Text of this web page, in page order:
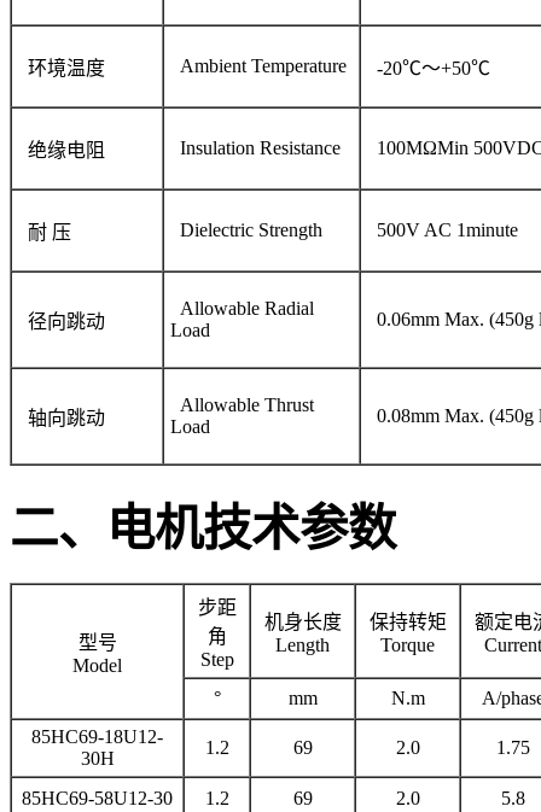
环境温度 Ambient Temperature -20℃～+50℃
绝缘电阻 Insulation Resistance 100MΩMin
耐 压 Dielectric Strength 500V AC 1minute
径向跳动
Allowable Radial
Load
0.06mm Max. (450g
轴向跳动
Allowable Thrust
Load
0.08mm Max. (450g
二、电机技术参数
型号
Model
步距
角
Step
机身长度
Length
保持转矩
Torque
额定电
Current
° mm N.m
A/
85HC69-18U12-
30H
1.2 69 2.0 1.75
85HC69-58U12-30 1.2 69 2.0
5.8